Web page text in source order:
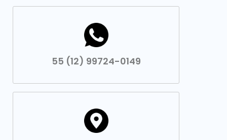
55 (12) 99724-0149